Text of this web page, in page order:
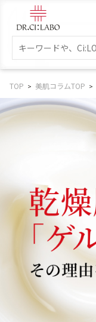
スキンケア
角質・導入美容液
ゲル
TOP 美肌コラムTOP